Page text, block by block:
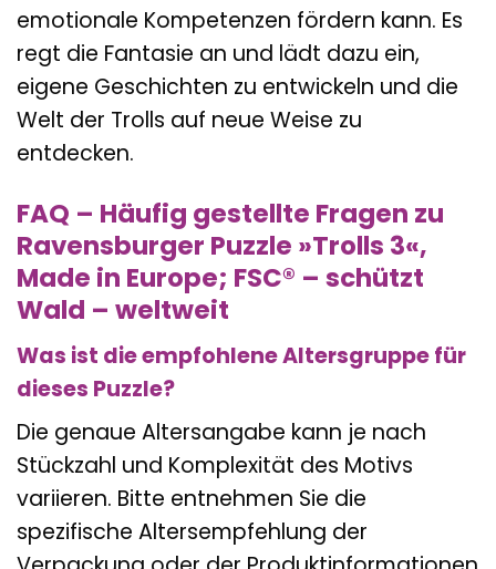
emotionale Kompetenzen fördern kann. Es
regt die Fantasie an und lädt dazu ein,
eigene Geschichten zu entwickeln und die
Welt der Trolls auf neue Weise zu
entdecken.
FAQ – Häufig gestellte Fragen zu
Ravensburger Puzzle »Trolls 3«,
Made in Europe; FSC® – schützt
Wald – weltweit
Was ist die empfohlene Altersgruppe für
dieses Puzzle?
Die genaue Altersangabe kann je nach
Stückzahl und Komplexität des Motivs
variieren. Bitte entnehmen Sie die
spezifische Altersempfehlung der